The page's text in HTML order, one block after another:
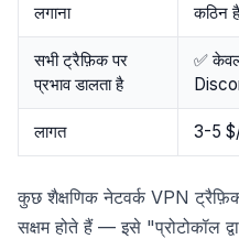
लगाना
कठिन है
सभी ट्रैफ़िक पर
प्रभाव डालता है
✅
लागत 3-5
कुछ शैक्षणिक नेटवर्क VPN
सक्षम होते हैं — इसे "प्रोटोकॉल